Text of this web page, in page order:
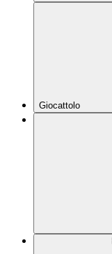
Giocattolo